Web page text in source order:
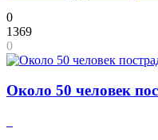
0
1369
0
Около 50 человек